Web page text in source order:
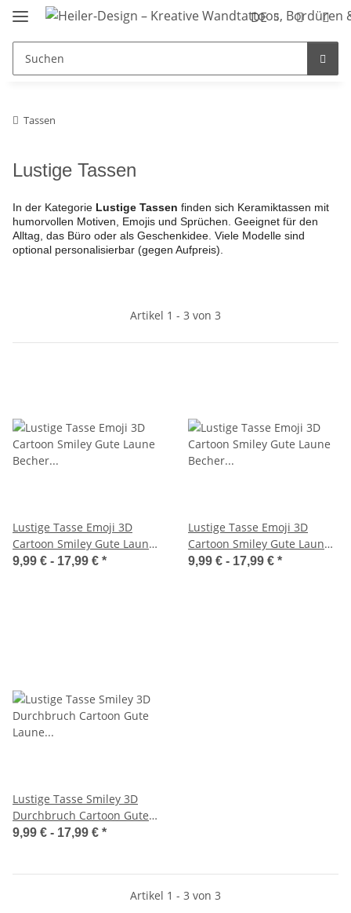
DE
Tassen
Lustige Tassen
In der Kategorie Lustige Tassen finden sich Keramiktassen mit
humorvollen Motiven, Emojis und Sprüchen. Geeignet für den
Alltag, das Büro oder als Geschenkidee. Viele Modelle sind
optional personalisierbar (gegen Aufpreis).
Artikel 1 - 3 von 3
Lustige Tasse Emoji 3D
Cartoon Smiley Gute Laune
Becher personalisierbar
9,99 € - 17,99 € *
Lustige Tasse Emoji 3D
Cartoon Smiley Gute Laune
Becher personalisierbar
9,99 € - 17,99 € *
Lustige Tasse Smiley 3D
Durchbruch Cartoon Gute
Laune personalisierbar
9,99 € - 17,99 € *
Artikel 1 - 3 von 3